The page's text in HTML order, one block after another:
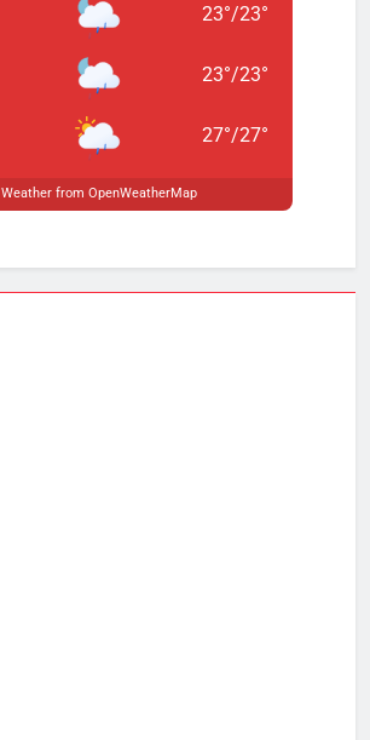
23°/23°
23°/23°
27°/27°
Weather from OpenWeatherMap